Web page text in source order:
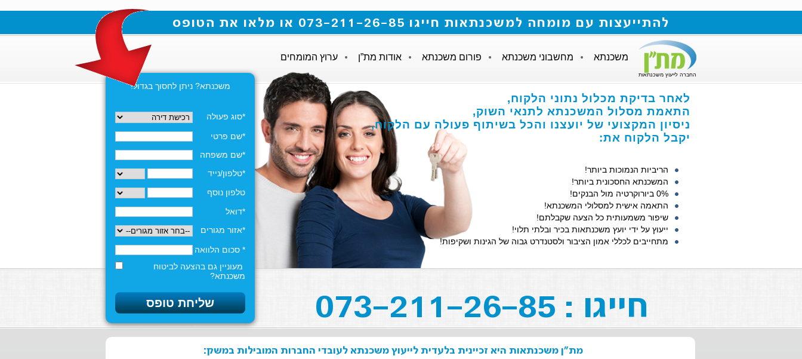
להתייעצות עם מומחה למשכנתאות חייגו 073-211-26-85 או מלאו את הטופס
החברה לייעוץ משכנתאות
משכנתא מחשבוני משכנתא פורום משכנתא אודות מת”ן ערוץ המומחים
משכנתא? ניתן לחסוך בגדול!
*סוג פעולה
*שם פרטי
*שם משפחה
*טלפון/נייד
טלפון נוסף
*דואל
*אזור מגורים
* סכום הלוואה
מעוניין גם בהצעה לביטוח
משכנתא?
לאחר בדיקת מכלול נתוני הלקוח,
התאמת מסלול המשכנתא לתנאי השוק,
ניסיון המקצועי של יועצנו והכל בשיתוף פעולה עם הלקוח,
יקבל הלקוח את:
הריביות הנמוכות ביותר!
המשכנתא החסכונית ביותר!
0% ביורוקרטיה מול הבנקים!
התאמה אישית למסלולי המשכנתא!
שיפור משמעותית כל הצעה שקבלתם!
ייעוץ על ידי יועץ משכנתאות בכיר ובלתי תלוי!
מתחייבים לכללי אמון הציבור ולסטנדרט גבוה של הגינות ושקיפות!
חייגו : 073-211-26-85
מת"ן משכנתאות היא זכיינית בלעדית לייעוץ משכנתא לעובדי החברות המובילות במשק: